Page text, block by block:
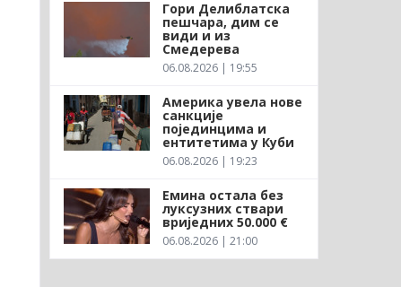
Гори Делиблатска
пешчара, дим се
види и из
Смедерева
06.08.2026 | 19:55
Америка увела нове
санкције
појединцима и
ентитетима у Куби
06.08.2026 | 19:23
Емина остала без
луксузних ствари
вриједних 50.000 €
06.08.2026 | 21:00